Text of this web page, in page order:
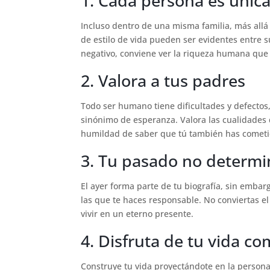
Incluso dentro de una misma familia, más
de estilo de vida pueden ser evidentes entre
negativo, conviene ver la riqueza humana
2. Valora a tus padres
Todo ser humano tiene dificultades y
sinónimo de esperanza. Valora las
humildad de saber que tú también has
3. Tu pasado no
El ayer forma parte de tu biografía, sin
las que te haces responsable. No conviertas
vivir en un eterno presente.
4. Disfruta de tu vida
Construye tu vida proyectándote en la